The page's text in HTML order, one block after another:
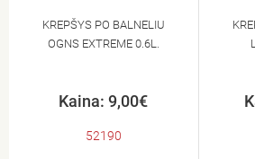
KREPŠYS PO BALNELIU
OGNS EXTREME 0.6L.
Kaina: 9,00€
52190